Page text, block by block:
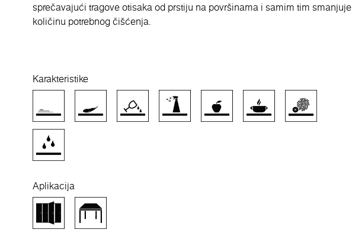
sprečavajući tragove otisaka od prstiju na površinama i samim tim smanjuje
količinu potrebnog čišćenja.
Karakteristike
Aplikacija